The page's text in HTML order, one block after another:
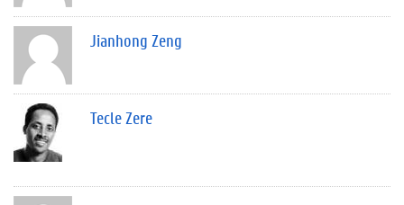
Jianhong Zeng
Tecle Zere